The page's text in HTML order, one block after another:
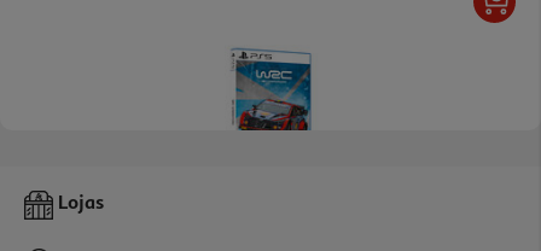
Jogo Wrc Generations Ps5
Lojas